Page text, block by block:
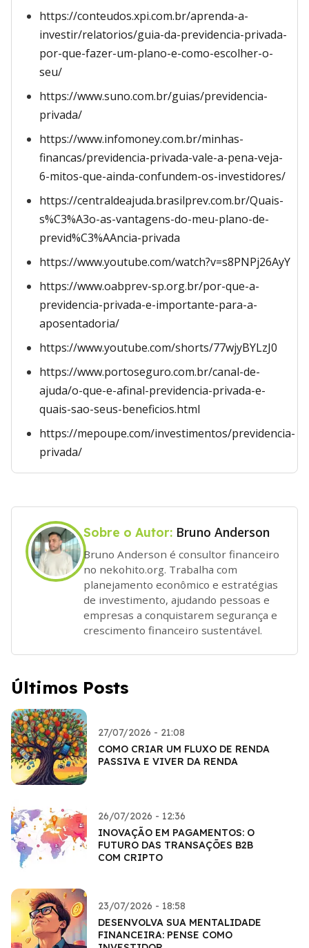
https://conteudos.xpi.com.br/aprenda-a-
investir/relatorios/guia-da-previdencia-privada-
por-que-fazer-um-plano-e-como-escolher-o-
seu/
https://www.suno.com.br/guias/previdencia-
privada/
https://www.infomoney.com.br/minhas-
financas/previdencia-privada-vale-a-pena-veja-
6-mitos-que-ainda-confundem-os-investidores/
https://centraldeajuda.brasilprev.com.br/Quais-
s%C3%A3o-as-vantagens-do-meu-plano-de-
previd%C3%AAncia-privada
https://www.youtube.com/watch?v=s8PNPj26AyY
https://www.oabprev-sp.org.br/por-que-a-
previdencia-privada-e-importante-para-a-
aposentadoria/
https://www.youtube.com/shorts/77wjyBYLzJ0
https://www.portoseguro.com.br/canal-de-
ajuda/o-que-e-afinal-previdencia-privada-e-
quais-sao-seus-beneficios.html
https://mepoupe.com/investimentos/previdencia-
privada/
Sobre o Autor: Bruno Anderson
Bruno Anderson é consultor financeiro
no nekohito.org. Trabalha com
planejamento econômico e estratégias
de investimento, ajudando pessoas e
empresas a conquistarem segurança e
crescimento financeiro sustentável.
Últimos Posts
27/07/2026 - 21:08
COMO CRIAR UM FLUXO DE RENDA
PASSIVA E VIVER DA RENDA
26/07/2026 - 12:36
INOVAÇÃO EM PAGAMENTOS: O
FUTURO DAS TRANSAÇÕES B2B
COM CRIPTO
23/07/2026 - 18:58
DESENVOLVA SUA MENTALIDADE
FINANCEIRA: PENSE COMO